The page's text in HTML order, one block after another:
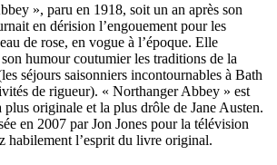
», paru en 1918, soit un an après son
en dérision l’engouement pour les
de rose, en vogue à l’époque. Elle
humour coutumier les traditions de la
séjours saisonniers incontournables à Bath
de rigueur). « Northanger Abbey » est
plus originale et la plus drôle de Jane Austen.
en 2007 par Jon Jones pour la télévision
habilement l’esprit du livre original.